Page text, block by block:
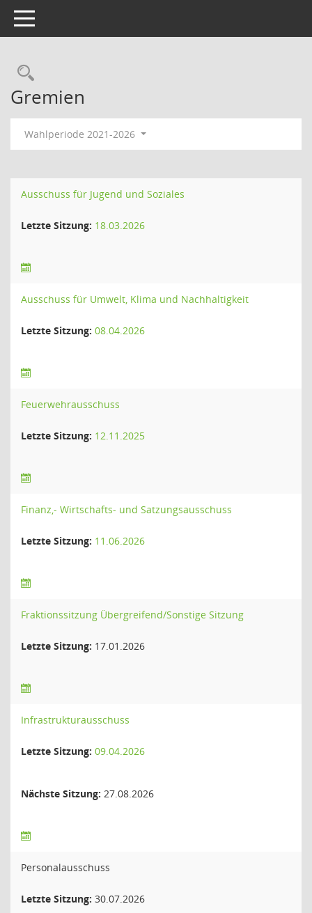
Toggle navigation
Rechercheauswahl
Gremien
Wahlperiode 2021-2026
Ausschuss für Jugend und Soziales
Letzte Sitzung: 18.03.2026
Ausschuss für Umwelt, Klima und Nachhaltigkeit
Letzte Sitzung: 08.04.2026
Feuerwehrausschuss
Letzte Sitzung: 12.11.2025
Finanz,- Wirtschafts- und Satzungsausschuss
Letzte Sitzung: 11.06.2026
Fraktionssitzung Übergreifend/Sonstige Sitzung
Letzte Sitzung: 17.01.2026
Infrastrukturausschuss
Letzte Sitzung: 09.04.2026
Nächste Sitzung: 27.08.2026
Personalausschuss
Letzte Sitzung: 30.07.2026